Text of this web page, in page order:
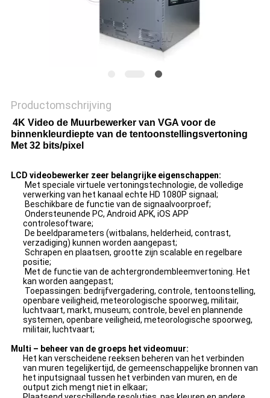
Productomschrijving
4K Video de Muurbewerker van VGA voor de
binnenkleurdiepte van de tentoonstellingsvertoning
Met 32 bits/pixel
LCD videobewerker zeer belangrijke eigenschappen:
Met speciale virtuele vertoningstechnologie, de volledige
verwerking van het kanaal echte HD 1080P signaal;
Beschikbare de functie van de signaalvoorproef;
Ondersteunende PC, Android APK, iOS APP
controlesoftware;
De beeldparameters (witbalans, helderheid, contrast,
verzadiging) kunnen worden aangepast;
Schrapen en plaatsen, grootte zijn scalable en regelbare
positie;
Met de functie van de achtergrondembleemvertoning. Het
kan worden aangepast;
Toepassingen: bedrijfvergadering, controle, tentoonstelling,
openbare veiligheid, meteorologische spoorweg, militair,
luchtvaart, markt, museum; controle, bevel en plannende
systemen, openbare veiligheid, meteorologische spoorweg,
militair, luchtvaart;
Multi – beheer van de groeps het videomuur:
Het kan verscheidene reeksen beheren van het verbinden
van muren tegelijkertijd, de gemeenschappelijke bronnen van
het inputsignaal tussen het verbinden van muren, en de
output zich mengt niet in elkaar;